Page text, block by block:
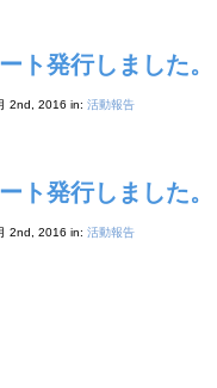
ト発行しました。
2nd, 2016 in: 活動報告
ト発行しました。
2nd, 2016 in: 活動報告